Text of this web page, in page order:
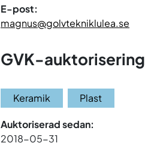
E-post:
magnus@golvtekniklulea.se
GVK-auktorisering
Keramik Plast
Auktoriserad sedan:
2018-05-31